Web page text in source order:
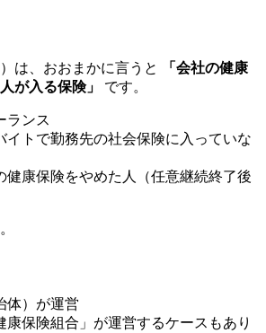
は、おおまかに言うと
「会社の健康
が入る保険」
です。
ランス
イトで勤務先の社会保険に入っていな
健康保険をやめた人（任意継続終了後
体）が運営
康保険組合」が運営するケースもあり